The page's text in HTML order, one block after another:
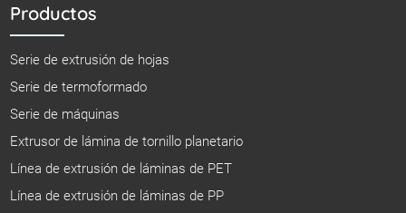
Productos
Serie de extrusión de hojas
Serie de termoformado
Serie de máquinas
Extrusor de lámina de tornillo planetario
Línea de extrusión de láminas de PET
Línea de extrusión de láminas de PP